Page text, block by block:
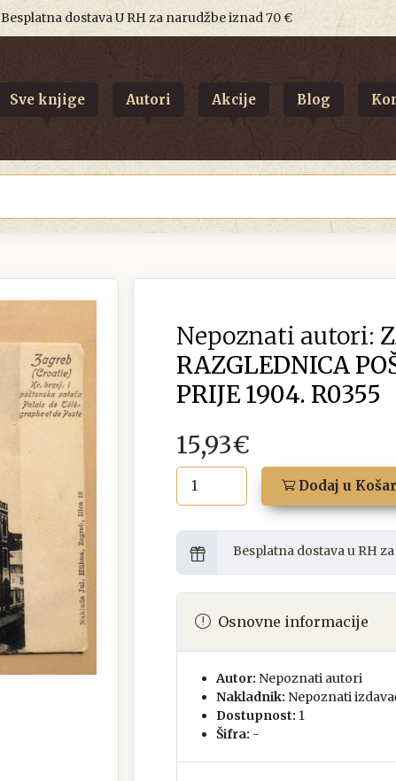
Besplatna dostava U RH za narudžbe iznad 70 €
Sve knjige Autori Akcije Blog
Nepoznati autori:
RAZGLEDNICA
PRIJE 1904. R0355
15,93€
Dodaj u
Besplatna dostava u RH
Osnovne informacije
Autor: Nepoznati autori
Nakladnik: Nepoznati
Dostupnost: 1
Šifra: -